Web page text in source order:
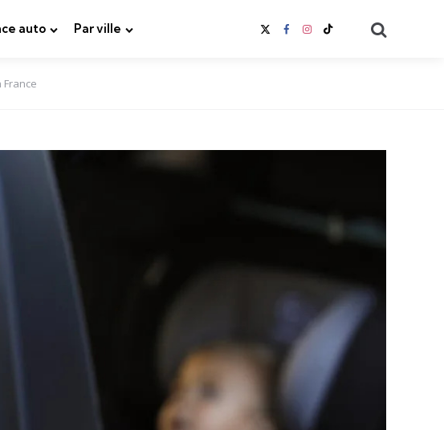
auto Par ville